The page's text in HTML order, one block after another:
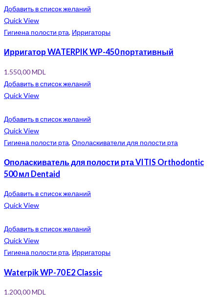
Добавить в список желаний
Quick View
Гигиена полости рта, Ирригаторы
Ирригатор WATERPIK WP-450 портативный
1.550,00MDL
Добавить в список желаний
Quick View
Добавить в список желаний
Quick View
Гигиена полости рта, Ополаскиватели для полости рта
Ополаскиватель для полости рта VITIS Orthodontic
500 мл Dentaid
Добавить в список желаний
Quick View
Добавить в список желаний
Quick View
Гигиена полости рта, Ирригаторы
Waterpik WP-70 E2 Classic
1.200,00MDL